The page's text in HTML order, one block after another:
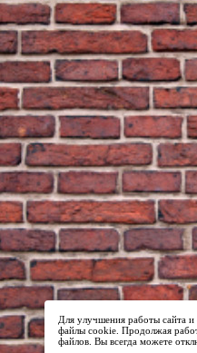
Для улучшения работы сайта и
файлы cookie. Продолжая
файлов. Вы всегда можете